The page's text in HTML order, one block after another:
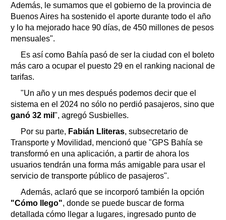
Además, le sumamos que el gobierno de la provincia de
Buenos Aires ha sostenido el aporte durante todo el año
y lo ha mejorado hace 90 días, de 450 millones de pesos
mensuales".
Es así como Bahía pasó de ser la ciudad con el boleto
más caro a ocupar el puesto 29 en el ranking nacional de
tarifas.
"Un año y un mes después podemos decir que el
sistema en el 2024 no sólo no perdió pasajeros, sino que
ganó 32 mil ", agregó Susbielles.
Por su parte, Fabián Lliteras, subsecretario de
Transporte y Movilidad, mencionó que "GPS Bahía se
transformó en una aplicación, a partir de ahora los
usuarios tendrán una forma más amigable para usar el
servicio de transporte público de pasajeros".
Además, aclaró que se incorporó también la opción
"Cómo llego", donde se puede buscar de forma
detallada cómo llegar a lugares, ingresado punto de